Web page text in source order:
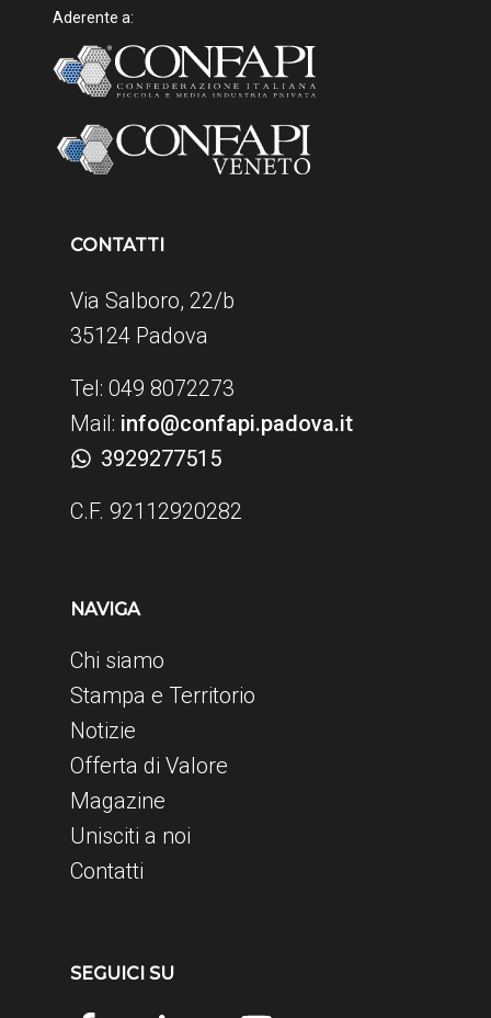
Aderente a:
CONTATTI
Via Salboro, 22/b
35124 Padova
Tel: 049 8072273
Mail: info@confapi.padova.it
3929277515
C.F. 92112920282
NAVIGA
Chi siamo
Stampa e Territorio
Notizie
Offerta di Valore
Magazine
Unisciti a noi
Contatti
SEGUICI SU